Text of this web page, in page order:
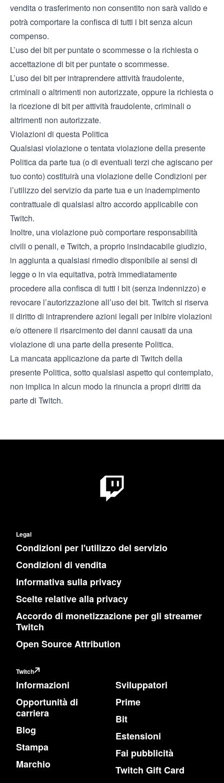
vendita o trasferimento non consentito non sarà valido e
potrà comportare la confisca di tutti i bit senza alcun
compenso.
L’uso dei bit per puntate o scommesse o la richiesta o
accettazione di bit per puntate o scommesse.
L’uso dei bit per intraprendere attività fraudolente,
criminali o altrimenti non autorizzate, oppure la richiesta o
la ricezione di bit per attività fraudolente, criminali o
altrimenti non autorizzate.
Violazioni di questa Politica
Qualsiasi violazione o tentata violazione della presente
Politica da parte tua (o di eventuali terzi che agiscano per
tuo conto) costituirà una violazione delle Condizioni per
l’utilizzo del servizio da parte tua e un inadempimento
contrattuale di qualsiasi altro accordo applicabile con
Twitch.
Inoltre, una violazione può comportare responsabilità
civili o penali, e Twitch, a proprio insindacabile giudizio,
in aggiunta a qualsiasi rimedio disponibile ai sensi di
legge o in via equitativa, potrà immediatamente
procedere alla confisca di tutti i bit (senza indennizzo) e
revocare l’autorizzazione all’uso dei bit. Twitch si riserva
il diritto di intraprendere azioni legali per inibire violazioni
e/o ottenere il risarcimento dei danni causati da una
violazione di una parte della presente Politica.
La mancata applicazione da parte di Twitch della
presente Politica, sotto qualsiasi aspetto qui contemplato,
non implica in alcun modo la rinuncia a propri diritti da
parte di Twitch.
Legal
Condizioni per l'utilizzo del servizio
Condizioni di vendita
Informativa sulla privacy
Scelte relative alla privacy
Accordo di monetizzazione per gli streamer
Twitch
Open Source Attribution
Twitch
Informazioni
Opportunità di
carriera
Blog
Stampa
Marchio
Sviluppatori
Prime
Bit
Estensioni
Fai pubblicità
Twitch Gift Card